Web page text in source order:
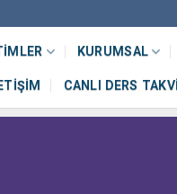
KURUMSAL
CANLI DERS